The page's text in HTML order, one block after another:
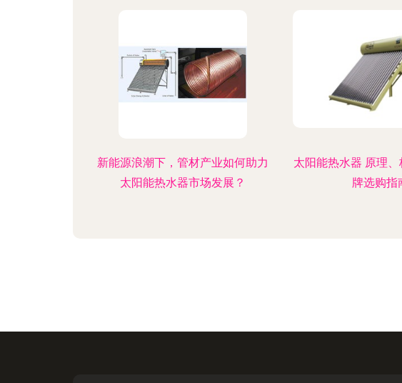
新能源浪潮下，管材产业如何助力
太阳能热水器市场发展？
太阳能热水器 原理
牌选购指